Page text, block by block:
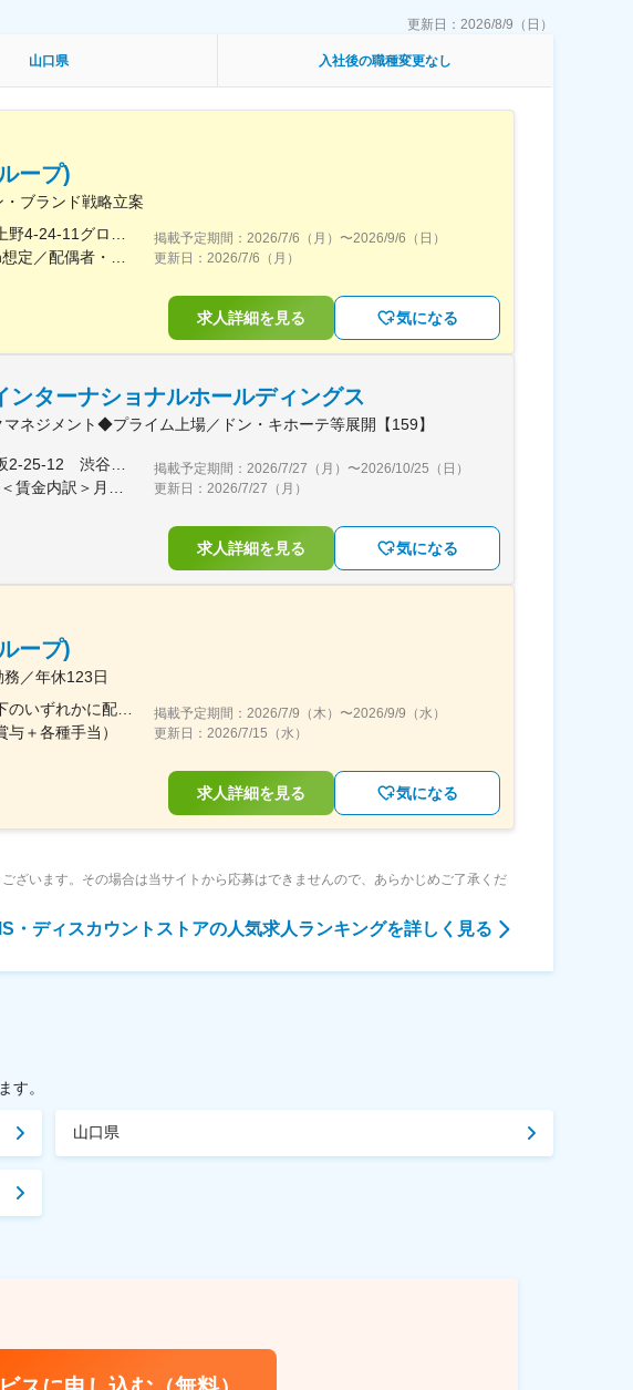
更新日： 2026/8/9（日）
山口県 入社後の職種変更なし
ープ)
ブランド戦略立案
掲載予定期間： 2026/7/6（月） 〜2026/9/6（日）
更新日： 2026/7/6（月）
求人詳細を見る 気になる
ターナショナルホールディングス
ネジメント◆プライム上場／ドン・キホーテ等展開【159】
掲載予定期間： 2026/7/27（月） 〜2026/10/25（日）
更新日： 2026/7/27（月）
求人詳細を見る 気になる
ープ)
／年休123日
＋各種手当）
掲載予定期間： 2026/7/9（木） 〜2026/9/9（水）
更新日： 2026/7/15（水）
求人詳細を見る 気になる
ざいます。その場合は当サイトから応募はできませんので、あらかじめご了承くだ
・ディスカウントストアの人気求人ランキングを詳しく見る
す。
山口県